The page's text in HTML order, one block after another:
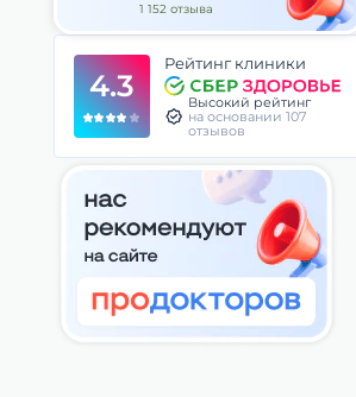
1 152 отзыва
4.3
Рейтинг клиники
Высокий рейтинг
на основании 107
отзывов